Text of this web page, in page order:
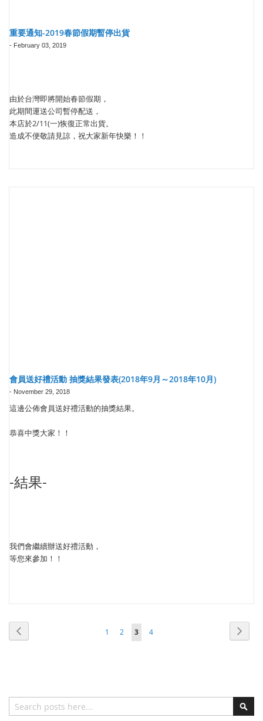
重要通知-2019春節假期暫停出貨
- February 03, 2019
由於台灣即將開始春節假期，
此期間運送公司暫停配送，
本店於2/11(一)恢復正常出貨。
造成不便敬請見諒，祝大家新年快樂！！
會員送好禮活動 抽獎結果發表(2018年9月～2018年10月)
- November 29, 2018
這邊公佈會員送好禮活動的抽獎結果。
恭喜中獎大家！！
-結果-
我們會繼續辦送好禮活動，
等您來參加！！
頁面
頁面
1 2
您當前正在閱讀頁
3 4
頁面
搜索